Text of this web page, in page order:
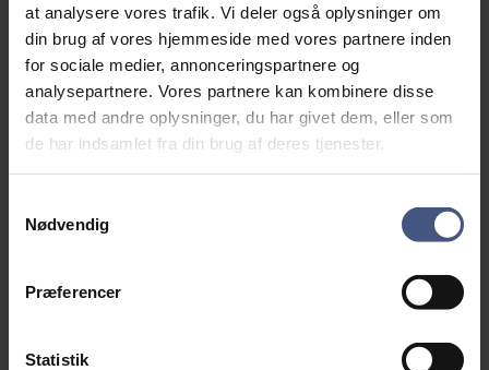
at analysere vores trafik. Vi deler også oplysninger om
din brug af vores hjemmeside med vores partnere inden
for sociale medier, annonceringspartnere og
analysepartnere. Vores partnere kan kombinere disse
data med andre oplysninger, du har givet dem, eller som
de har indsamlet fra din brug af deres tjenester.
Nødvendig
Præferencer
Statistik
arkiver har helt fravalgt at vise deres
materiale offentligt.
Besøg Arkiv.dk